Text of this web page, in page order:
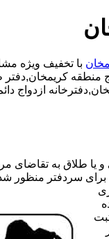
منطقه کریمخان,دفتر
سردفتر منظور